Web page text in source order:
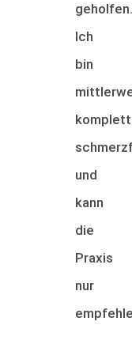
geholfen.
Ich
bin
komplett
und
kann
die
Praxis
nur